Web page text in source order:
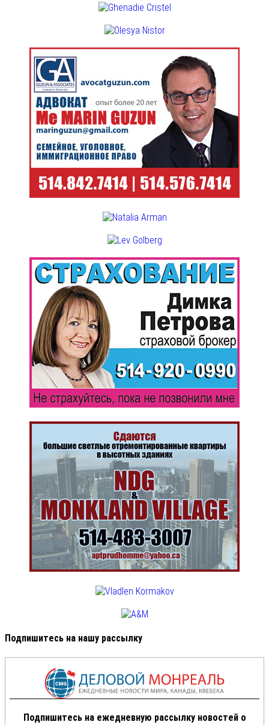
Подпишитесь на нашу рассылку
Подпишитесь на ежедневную рассылку новостей о